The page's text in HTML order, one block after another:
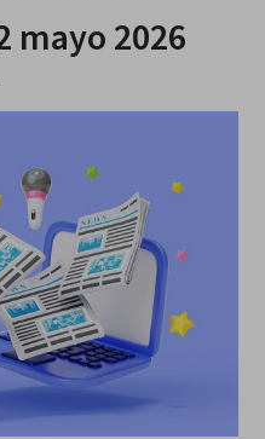
mayo 2026